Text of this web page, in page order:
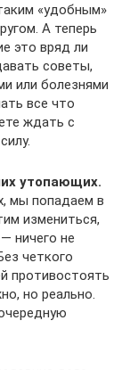
«удобным»
А теперь
это вряд ли
советы,
или болезнями
все что
ждать с
утопающих.
мы попадаем в
измениться,
ничего не
четкого
противостоять
но реально.